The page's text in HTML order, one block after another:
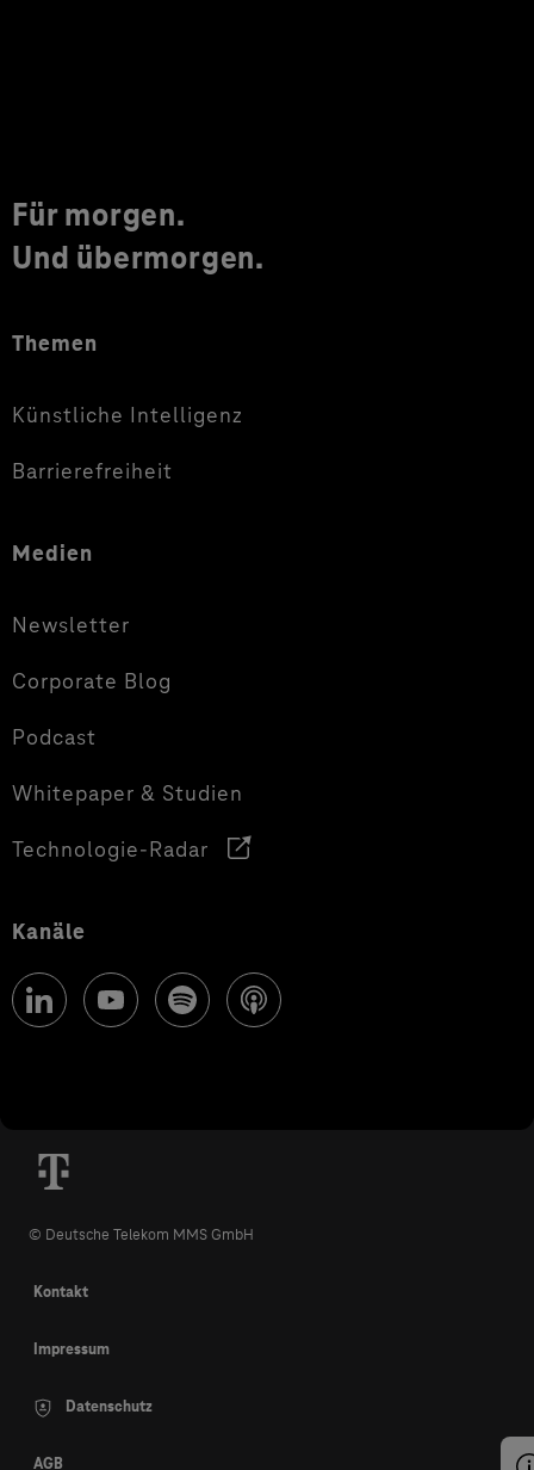
Für morgen.
Und übermorgen.
Themen
Künstliche Intelligenz
Barrierefreiheit
Medien
Newsletter
Corporate Blog
Podcast
Whitepaper & Studien
Technologie-Radar
Kanäle
© Deutsche Telekom MMS GmbH
Kontakt
Impressum
Datenschutz
AGB